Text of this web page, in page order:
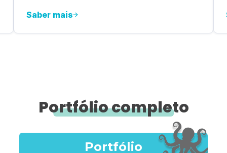
Saber mais
Portfólio completo
Portfólio